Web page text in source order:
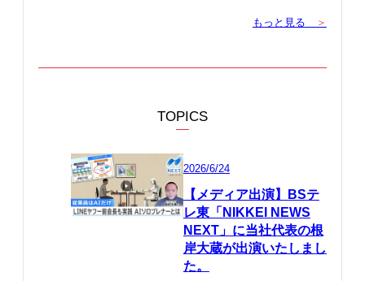
もっと見る ＞
TOPICS
2026/6/24
【メディア出演】BSテ
レ東「NIKKEI NEWS
NEXT」に当社代表の根
岸大蔵が出演いたしまし
た。